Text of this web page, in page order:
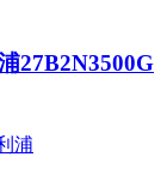
27B2N3500G